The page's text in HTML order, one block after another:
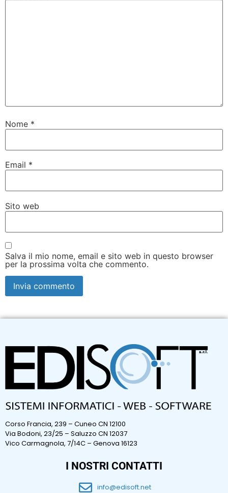
Nome *
Email *
Sito web
Salva il mio nome, email e sito web in questo browser
per la prossima volta che commento.
Corso Francia, 239 – Cuneo CN 12100
Via Bodoni, 23/25 – Saluzzo CN 12037
Vico Carmagnola, 7/14C – Genova 16123
I NOSTRI CONTATTI
info@edisoft.net